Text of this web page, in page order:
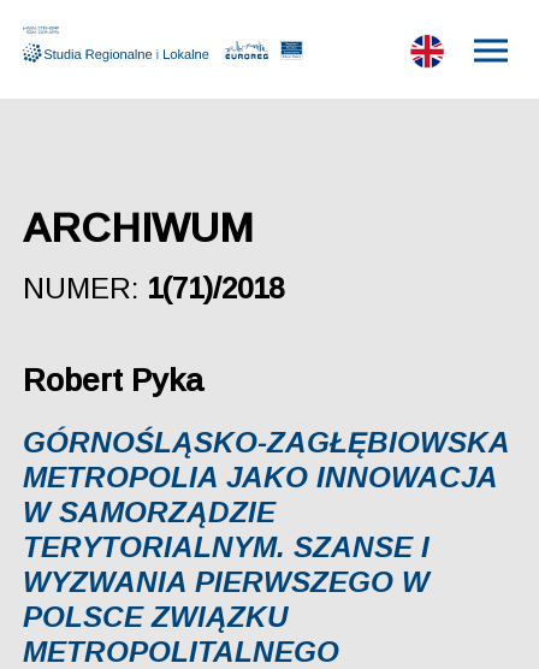
ARCHIWUM
NUMER: 1(71)/2018
Robert Pyka
GÓRNOŚLĄSKO-ZAGŁĘBIOWSKA
METROPOLIA JAKO INNOWACJA
W SAMORZĄDZIE
TERYTORIALNYM. SZANSE I
WYZWANIA PIERWSZEGO W
POLSCE ZWIĄZKU
METROPOLITALNEGO